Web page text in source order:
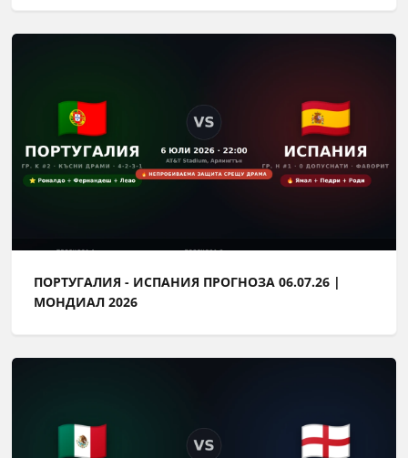
ПОРТУГАЛИЯ - ИСПАНИЯ ПРОГНОЗА 06.07.26 |
МОНДИАЛ 2026